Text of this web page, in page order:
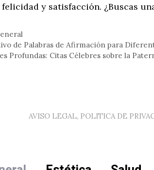
y satisfacción. ¿Buscas
de Palabras de Afirmación para
Profundas: Citas Célebres sobre la
AVISO LEGAL, POLITICA DE